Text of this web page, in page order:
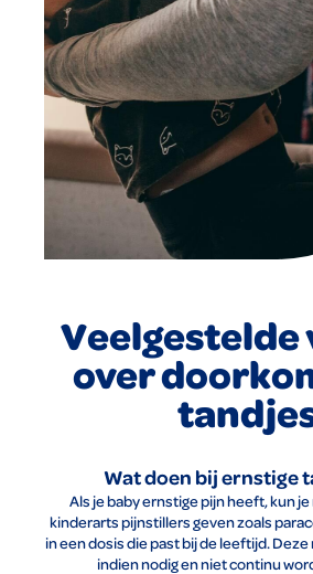
Veelgestelde
over
Wat doen bij ernstige
Als je baby ernstige pijn heeft, kun
kinderarts pijnstillers geven zoals
in een dosis die past bij de leeftijd.
indien nodig en niet continu